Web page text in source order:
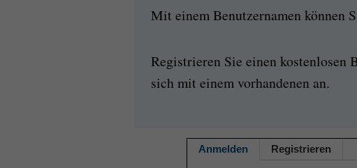
Mit einem Benutzernamen können
Registrieren Sie einen kostenlosen
sich mit einem vorhandenen an.
Anmelden Registrieren